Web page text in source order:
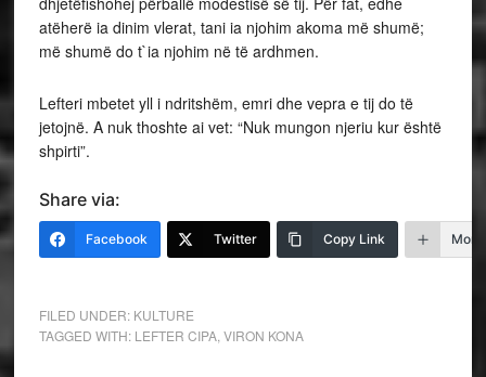
atëherë ia dinim vlerat, tani ia njohim akoma më shumë;
më shumë do t`ia njohim në të ardhmen.
Lefteri mbetet yll i ndritshëm, emri dhe vepra e tij do të
jetojnë. A nuk thoshte ai vet: “Nuk mungon njeriu kur është
shpirti”.
Share via:
Facebook Twitter Copy Link More
FILED UNDER: KULTURE
TAGGED WITH: LEFTER CIPA, VIRON KONA